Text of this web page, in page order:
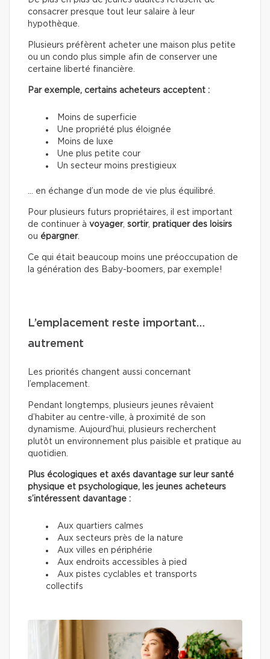
consacrer presque tout leur salaire à leur
hypothèque.
Plusieurs préfèrent acheter une maison plus petite
ou un condo plus simple afin de conserver une
certaine liberté financière.
Par exemple, certains acheteurs acceptent :
Moins de superficie
Une propriété plus éloignée
Moins de luxe
Une plus petite cour
Un secteur moins prestigieux
… en échange d’un mode de vie plus équilibré.
Pour plusieurs futurs propriétaires, il est important
de continuer à voyager, sortir, pratiquer des loisirs
ou épargner.
Ce qui était beaucoup moins une préoccupation de
la génération des Baby-boomers, par exemple!
L’emplacement reste important…
autrement
Les priorités changent aussi concernant
l’emplacement.
Pendant longtemps, plusieurs jeunes rêvaient
d’habiter au centre-ville, à proximité de son
dynamisme. Aujourd’hui, plusieurs recherchent
plutôt un environnement plus paisible et pratique au
quotidien.
Plus écologiques et axés davantage sur leur santé
physique et psychologique, les jeunes acheteurs
s’intéressent davantage :
Aux quartiers calmes
Aux secteurs près de la nature
Aux villes en périphérie
Aux endroits accessibles à pied
Aux pistes cyclables et transports
collectifs